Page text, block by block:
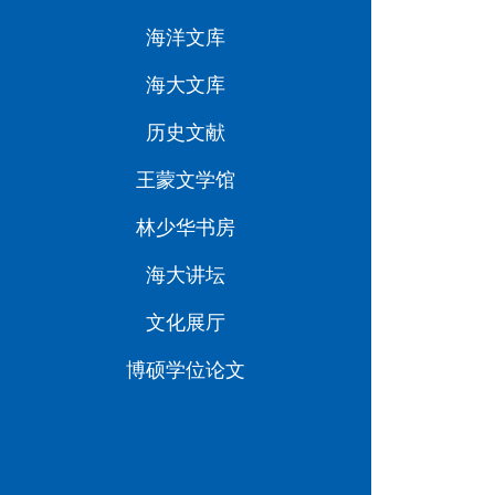
海洋文库
海大文库
历史文献
王蒙文学馆
林少华书房
海大讲坛
文化展厅
博硕学位论文